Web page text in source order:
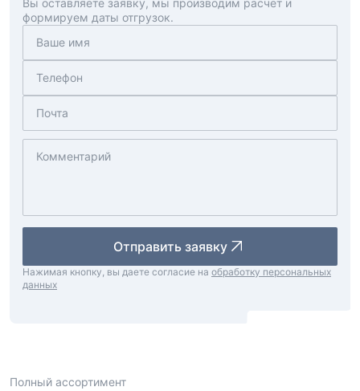
Вы оставляете заявку, мы производим расчет и
формируем даты отгрузок.
Отправить заявку
Нажимая кнопку, вы даете согласие на обработку персональных
данных
Полный ассортимент